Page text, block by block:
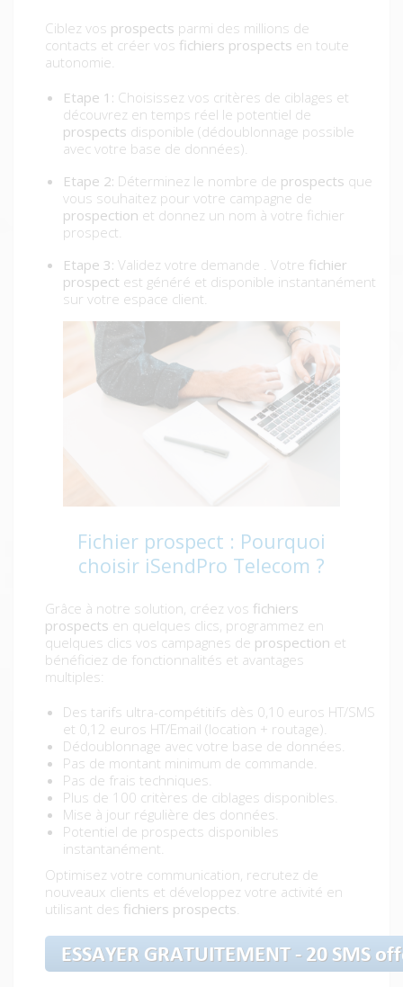
Ciblez vos prospects parmi des millions de
contacts et créer vos fichiers prospects en toute
autonomie.
Etape 1: Choisissez vos critères de ciblages et
découvrez en temps réel le potentiel de
prospects disponible (dédoublonnage possible
avec votre base de données).
Etape 2: Déterminez le nombre de prospects que
vous souhaitez pour votre campagne de
prospection et donnez un nom à votre fichier
prospect.
Etape 3: Validez votre demande . Votre fichier
prospect est généré et disponible instantanément
sur votre espace client.
Fichier prospect : Pourquoi
choisir iSendPro Telecom ?
Grâce à notre solution, créez vos fichiers
prospects en quelques clics, programmez en
quelques clics vos campagnes de prospection et
bénéficiez de fonctionnalités et avantages
multiples:
Des tarifs ultra-compétitifs dès 0,10 euros HT/SMS
et 0,12 euros HT/Email (location + routage).
Dédoublonnage avec votre base de données.
Pas de montant minimum de commande.
Pas de frais techniques.
Plus de 100 critères de ciblages disponibles.
Mise à jour régulière des données.
Potentiel de prospects disponibles
instantanément.
Optimisez votre communication, recrutez de
nouveaux clients et développez votre activité en
utilisant des fichiers prospects